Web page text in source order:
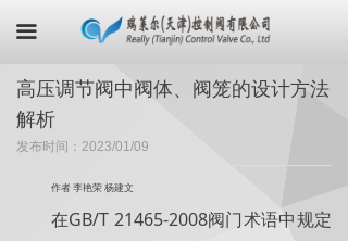
끀
首页
产品中心
荣誉证书
高压调节阀中阀体、阀笼的设计方法
解析
发布时间： 2023/01/09
作者 李艳荣 杨建文
在GB/T 21465-2008阀门术语中规定